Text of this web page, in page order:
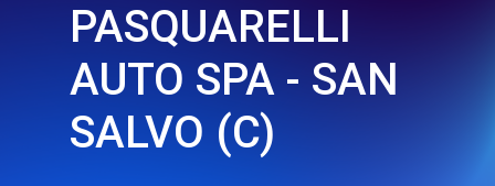
PASQUARELLI
AUTO SPA - SAN
SALVO (C)